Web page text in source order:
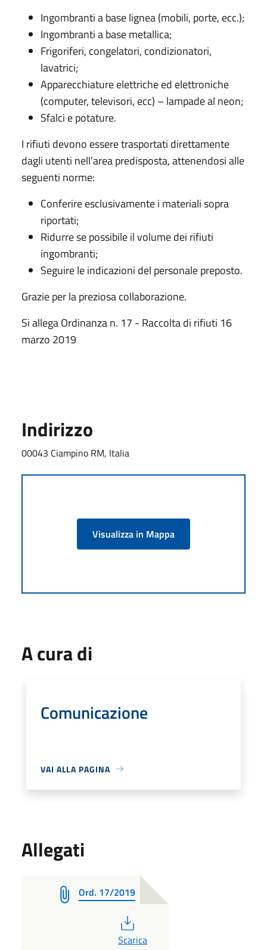
Ingombranti a base lignea (mobili, porte, ecc.);
Ingombranti a base metallica;
Frigoriferi, congelatori, condizionatori,
lavatrici;
Apparecchiature elettriche ed elettroniche
(computer, televisori, ecc) – lampade al neon;
Sfalci e potature.
I rifiuti devono essere trasportati direttamente
dagli utenti nell’area predisposta, attenendosi alle
seguenti norme:
Conferire esclusivamente i materiali sopra
riportati;
Ridurre se possibile il volume dei rifiuti
ingombranti;
Seguire le indicazioni del personale preposto.
Grazie per la preziosa collaborazione.
Si allega Ordinanza n. 17 - Raccolta di rifiuti 16
marzo 2019
Indirizzo
00043 Ciampino RM, Italia
Visualizza in Mappa
A cura di
Comunicazione
VAI ALLA PAGINA
Allegati
Ord. 17/2019
PDF
Scarica